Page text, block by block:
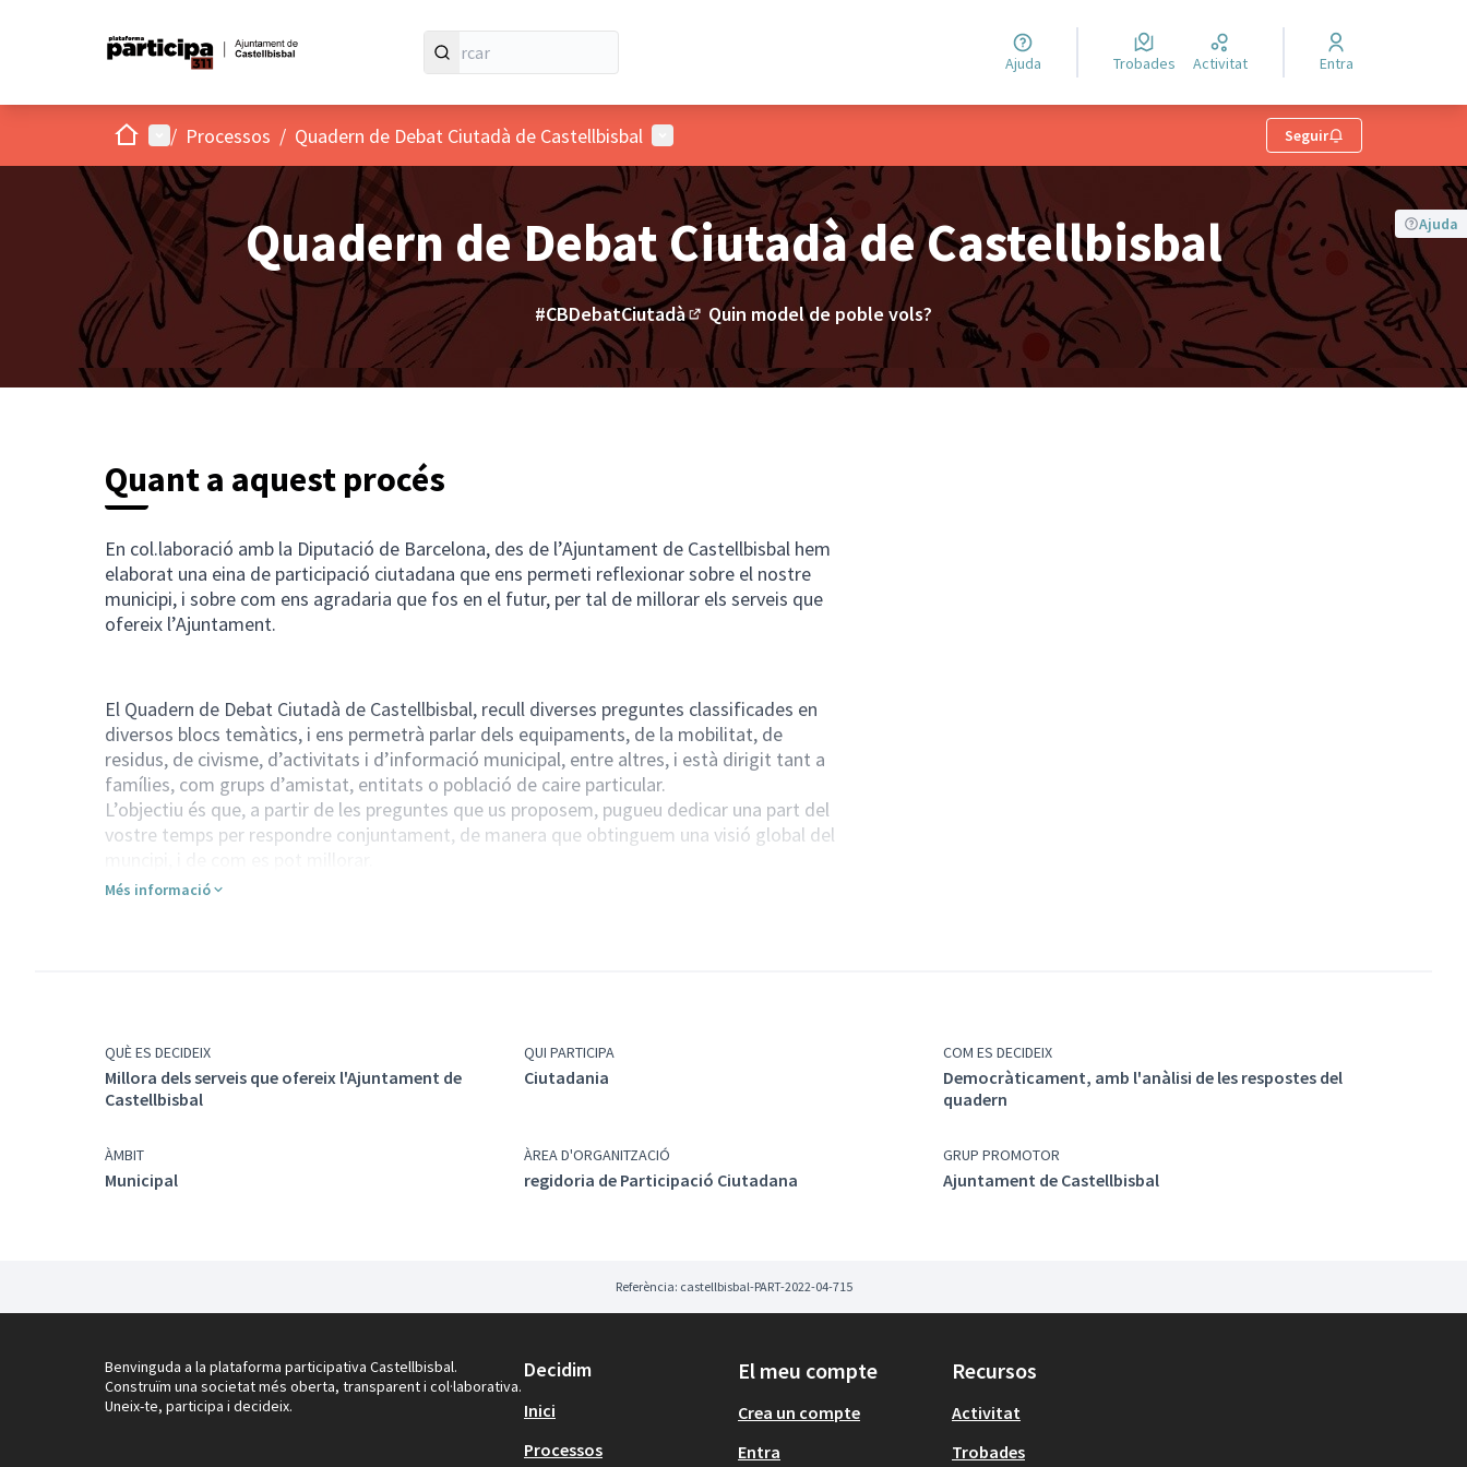
Ajuda Trobades Activitat Entra
Inici Menú principal
/ Processos / Quadern de Debat Ciutadà de Castellbisbal Menú d'usuari Seguir
Ajuda
Quadern de Debat Ciutadà de Castellbisbal
#CBDebatCiutadà
(Enllaç extern)
Quin model de poble vols?
Quant a aquest procés
En col.laboració amb la Diputació de Barcelona, des de l’Ajuntament de Castellbisbal hem
elaborat una eina de participació ciutadana que ens permeti reflexionar sobre el nostre
municipi, i sobre com ens agradaria que fos en el futur, per tal de millorar els serveis que
ofereix l’Ajuntament.
El Quadern de Debat Ciutadà de Castellbisbal, recull diverses preguntes classificades en
diversos blocs temàtics, i ens permetrà parlar dels equipaments, de la mobilitat, de
residus, de civisme, d’activitats i d’informació municipal, entre altres, i està dirigit tant a
famílies, com grups d’amistat, entitats o població de caire particular.
L’objectiu és que, a partir de les preguntes que us proposem, pugueu dedicar una part del
vostre temps per respondre conjuntament, de manera que obtinguem una visió global del
Va dirigit a families, grups d'amistat, entitats.... que viuen a Castellbisbal i és anònim i
Més informació
QUÈ ES DECIDEIX
Millora dels serveis que ofereix l'Ajuntament de
Castellbisbal
QUI PARTICIPA
Ciutadania
COM ES DECIDEIX
Democràticament, amb l'anàlisi de les respostes del
quadern
ÀMBIT
Municipal
ÀREA D'ORGANITZACIÓ
regidoria de Participació Ciutadana
GRUP PROMOTOR
Ajuntament de Castellbisbal
Referència: castellbisbal-PART-2022-04-715
Benvinguda a la plataforma participativa Castellbisbal.
Construïm una societat més oberta, transparent i col·laborativa.
Uneix-te, participa i decideix.
Decidim
Inici
Processos
El meu compte
Crea un compte
Entra
Recursos
Activitat
Trobades